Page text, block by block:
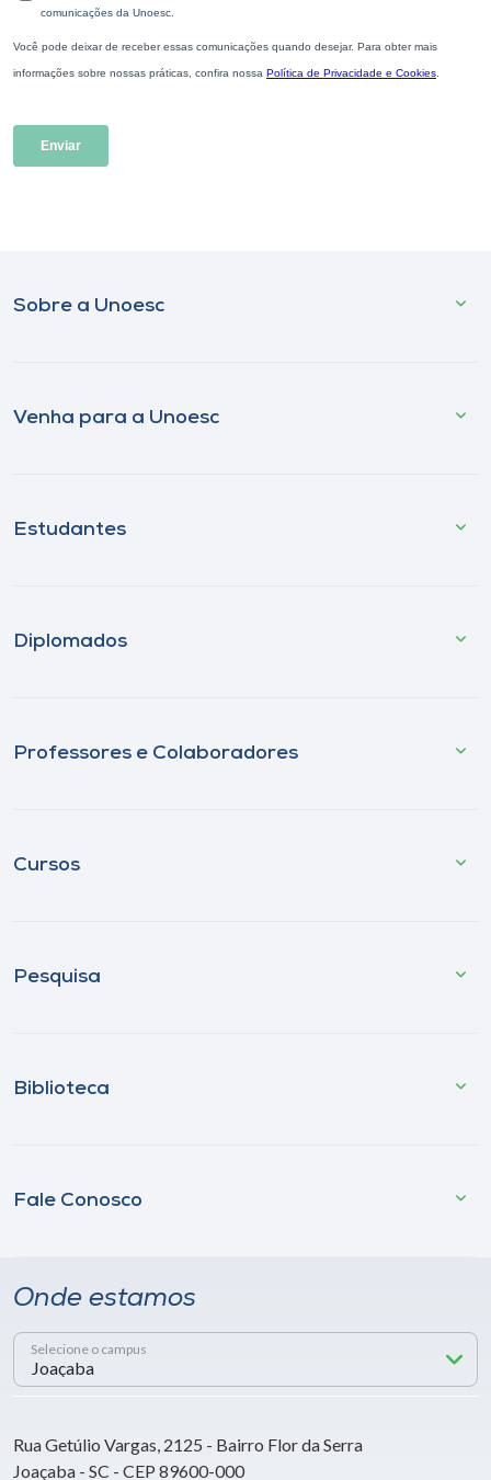
Sobre a Unoesc
Venha para a Unoesc
Estudantes
Diplomados
Professores e Colaboradores
Cursos
Pesquisa
Biblioteca
Fale Conosco
Onde estamos
Selecione o campus
Rua Getúlio Vargas, 2125 - Bairro Flor da Serra
Joaçaba - SC - CEP 89600-000